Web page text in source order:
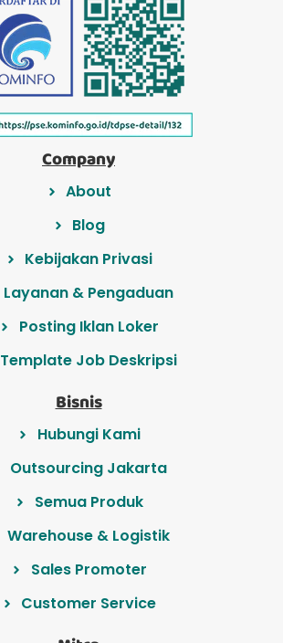
Company
About
Blog
Kebijakan Privasi
Layanan & Pengaduan
Posting Iklan Loker
Template Job Deskripsi
Bisnis
Hubungi Kami
Outsourcing Jakarta
Semua Produk
Warehouse & Logistik
Sales Promoter
Customer Service